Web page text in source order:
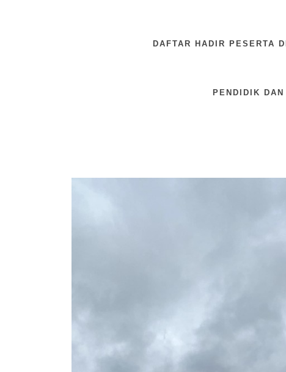
DAFTAR HADIR PESERTA
PENDIDIK